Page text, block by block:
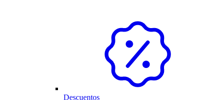
Descuentos